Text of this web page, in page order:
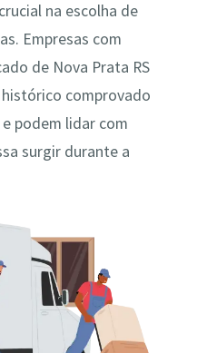
na escolha de
Empresas com
de Nova Prata RS
comprovado
podem lidar com
surgir durante a